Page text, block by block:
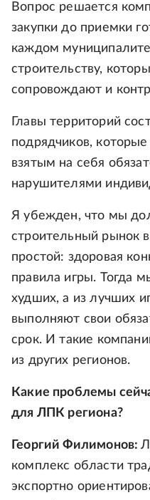
Вопрос решается
закупки до приемки
каждом
строительству,
сопровождают и
Главы территорий
подрядчиков,
взятым на себя
нарушителями
Я убежден, что мы
строительный рынок
простой: здоровая
правила игры. Тогда
худших, а из лучших
выполняют свои
срок. И такие
из других регионов.
Какие проблемы
для ЛПК региона?
Георгий Филимонов:
комплекс области
экспортно